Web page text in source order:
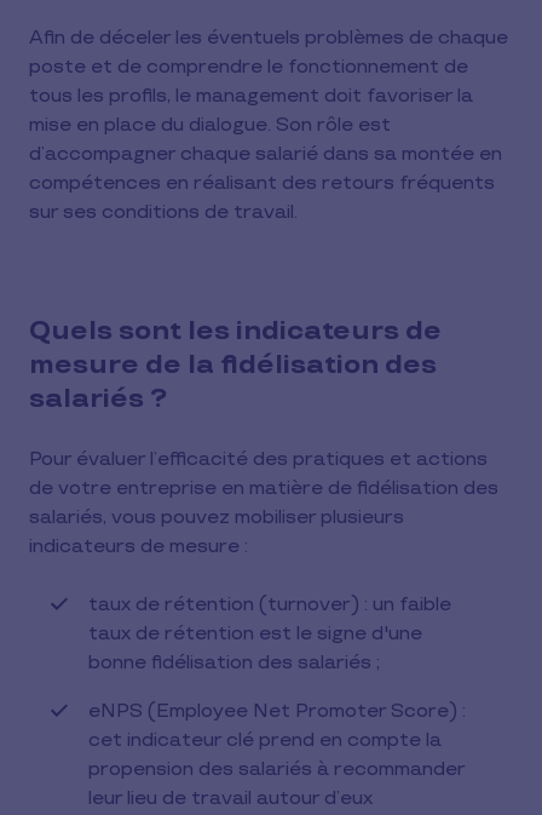
Afin de déceler les éventuels problèmes de chaque
poste et de comprendre le fonctionnement de
tous les profils, le management doit favoriser la
mise en place du dialogue. Son rôle est
d’accompagner chaque salarié dans sa montée en
compétences en réalisant des retours fréquents
sur ses conditions de travail.
Quels sont les indicateurs de
mesure de la fidélisation des
salariés ?
Pour évaluer l’efficacité des pratiques et actions
de votre entreprise en matière de fidélisation des
salariés, vous pouvez mobiliser plusieurs
indicateurs de mesure :
taux de rétention (turnover) : un faible
taux de rétention est le signe d'une
bonne fidélisation des salariés ;
eNPS (Employee Net Promoter Score) :
cet indicateur clé prend en compte la
propension des salariés à recommander
leur lieu de travail autour d’eux